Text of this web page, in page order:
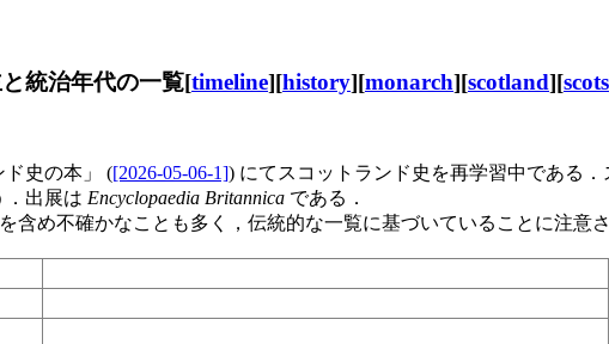
統治年代の一覧[timeline][history][monarch][scotland][scots
史の本」 ([2026-05-06-1]) にてスコットランド史を再学習中である
．出展は Encyclopaedia Britannica である．
含め不確かなことも多く，伝統的な一覧に基づいていることに注意さ